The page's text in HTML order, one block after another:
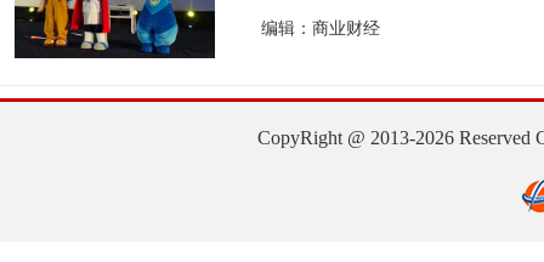
编辑：商业财经
CopyRight @ 2013-2026